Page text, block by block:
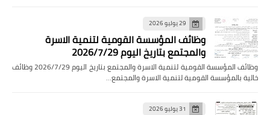
29 يوليو 2026
وظائف المؤسسة القومية لتنمية الاسرة
والمجتمع بتاريخ اليوم 2026/7/29
وظائف المؤسسة القومية لتنمية الاسرة والمجتمع بتاريخ اليوم 2026/7/29 وظائف
خالية بالمؤسسة القومية لتنمية الاسرة والمجتمع…
31 يوليو 2026